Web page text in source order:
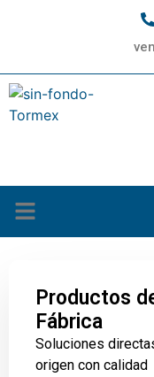
Productos
Fábrica
Soluciones
origen con calidad